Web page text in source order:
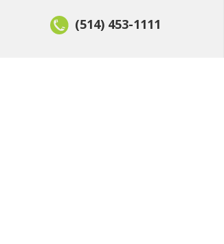
(514) 453-1111